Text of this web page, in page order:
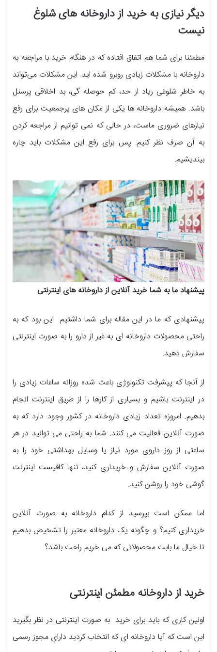
دیگر نیازی به خرید از داروخانه های شلوغ
نیست
مطمئنا برای شما هم اتفاق افتاده که در هنگام خرید با مراجعه به
داروخانه با مشکلات زیادی روبرو شده اید. این مشکلات می‌تواند
به خاطر شلوغی زیاد از حد، کم حوصله گی، بد اخلاقی پرسنل
باشد. همیشه داروخانه ها یکی از مکان های پرجمعیت برای رفع
نیازهای ضروری ماست، در حالی که نمی توانیم از مراجعه کردن
به آن صرف نظر کنیم. پس برای رفع این مشکلات باید چاره
بیندیشیم.
پیشنهاد ما به شما خرید آنلاین از داروخانه های اینترنتی
پیشنهادی که ما در این مقاله برای شما داشتیم این بود که به
راحتی محصولات داروخانه ای به غیر از دارو را به صورت اینترنتی
سفارش دهید.
از آنجا که پیشرفت تکنولوژی باعث شده روزانه ساعات زیادی را
در اینترنت باشیم و بسیاری از کارها را از طریق اینترنت انجام
بدهیم. امروزه تعداد زیادی داروخانه در کشور وجود دارد که به
صورت آنلاین فعالیت می کنند. شما به راحتی می توانید در هر
ساعتی از روز داروی مورد نیاز یا وسایل بهداشتی خود را به
صورت آنلاین سفارش و خریداری کنید، تنها کافیست اینترنت
گوشی خود را روشن کنید.
اما ممکن است بپرسید از کدام داروخانه به صورت آنلاین
خریداری کنیم؟ و چگونه یک داروخانه معتبر را تشخیص بدهیم
تا خیال ما بابت محصولاتی که می خریم راحت باشد؟
خرید از داروخانه مطمئن اینترنتی
اولین کاری که باید برای خرید به صورت اینترنتی در نظر بگیرید
این است که آیا داروخانه ای که انتخاب کردید دارای مجوز رسمی